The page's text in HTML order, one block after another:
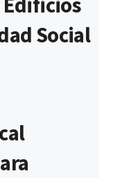
Social